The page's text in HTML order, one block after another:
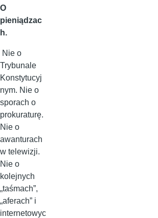
O
pieniądzac
h.
Nie o
Trybunale
Konstytucyj
nym. Nie o
sporach o
prokuraturę.
Nie o
awanturach
w telewizji.
Nie o
kolejnych
„taśmach”,
„aferach” i
internetowyc